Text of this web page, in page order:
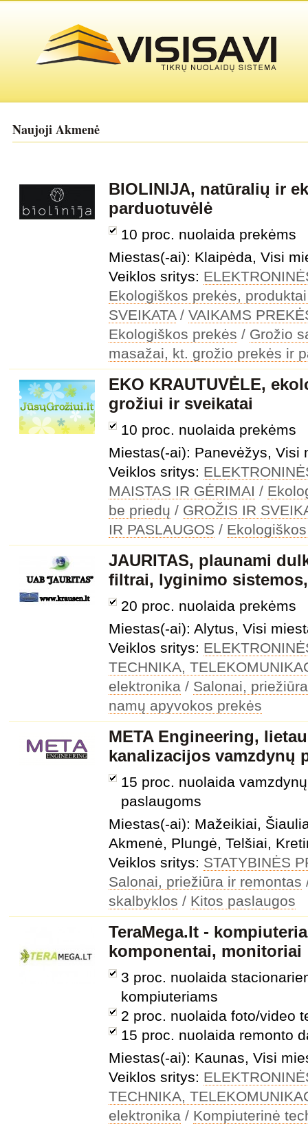
Naujoji Akmenė
BIOLINIJA, natūralių ir
parduotuvėlė
10 proc. nuolaida prekėms
Miestas(-ai): Klaipėda, Visi
Veiklos sritys:
Ekologiškos prekės,
SVEIKATA/ VAIKAMS
Ekologiškos prekės / Grožio
masažai, kt. grožio prekės ir
EKO KRAUTUVĖLE,
grožiui ir sveikatai
10 proc. nuolaida prekėms
Miestas(-ai): Panevėžys, Visi
Veiklos sritys:
MAISTAS IR GĖRIMAI /
be priedų / GROŽIS IR
IR PASLAUGOS /
JAURITAS, plaunami
filtrai, lyginimo
20 proc. nuolaida prekėms
Miestas(-ai): Alytus, Visi
Veiklos sritys:
TECHNIKA,
elektronika / Salonai,
namų apyvokos prekės
META Engineering,
kanalizacijos vamzdynų
15 proc. nuolaida
paslaugoms
Miestas(-ai): Mažeikiai,
Akmenė, Plungė, Telšiai,
Veiklos sritys: STATYBINĖS
Salonai, priežiūra ir remontas
skalbyklos / Kitos paslaugos
TeraMega.lt -
komponentai, monitoriai
3 proc. nuolaida
kompiuteriams
2 proc. nuolaida foto/video
15 proc. nuolaida remonto
Miestas(-ai): Kaunas, Visi
Veiklos sritys:
TECHNIKA,
elektronika / Kompiuterinė